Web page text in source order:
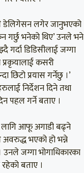
डेलिगेसन लगेर जानुभएको
गर्छु भनेको थिए’ उनले भने
डिडिसीलाई जग्गा
कसरी
छिटो प्रयास गर्नेछु ।’
निर्देशन दिने तथा
पहल गर्ने बताए ।
लागि आफू अगाडी बढ्ने
भएको हो भन्ने
जग्गा भोगाधिकारका
बताए ।